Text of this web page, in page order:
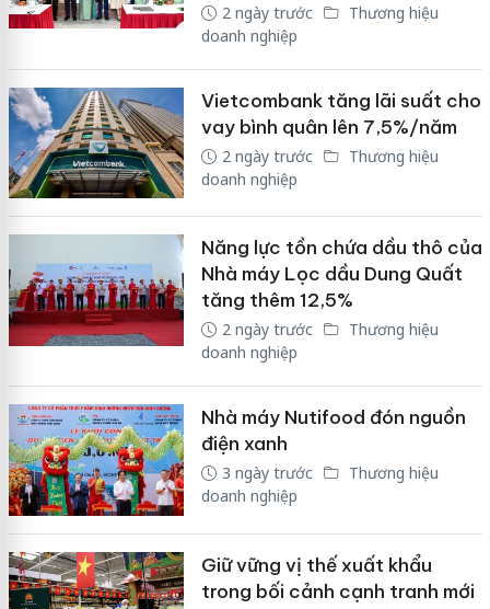
2 ngày trước
Thương hiệu
doanh nghiệp
Vietcombank tăng lãi suất cho
vay bình quân lên 7,5%/năm
2 ngày trước
Thương hiệu
doanh nghiệp
Năng lực tồn chứa dầu thô của
Nhà máy Lọc dầu Dung Quất
tăng thêm 12,5%
2 ngày trước
Thương hiệu
doanh nghiệp
Nhà máy Nutifood đón nguồn
điện xanh
3 ngày trước
Thương hiệu
doanh nghiệp
Giữ vững vị thế xuất khẩu
trong bối cảnh cạnh tranh mới